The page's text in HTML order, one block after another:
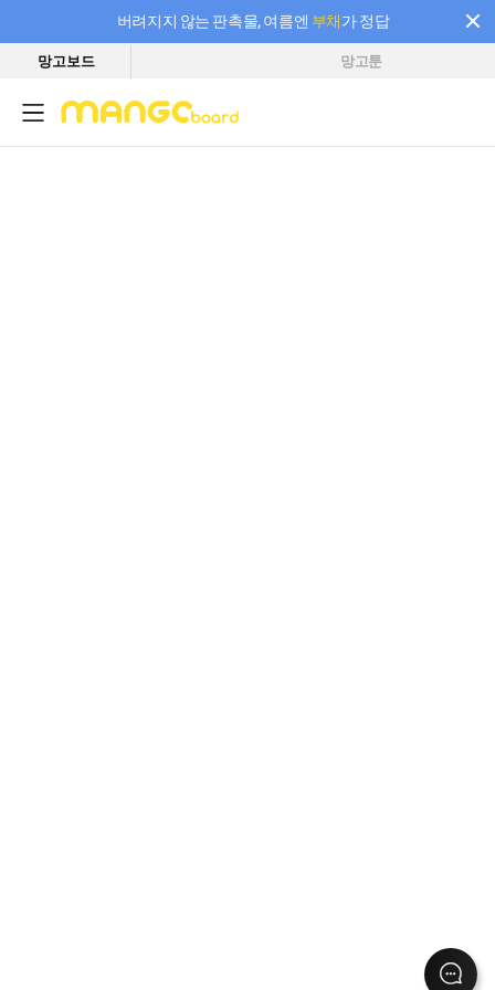
버려지지 않는 판촉물, 여름엔 부채가 정답
필요한 만큼 충전하고 끊김 없이 작업하세요! 새로워진 AI 부스터 요금제
망고보드 망고툰